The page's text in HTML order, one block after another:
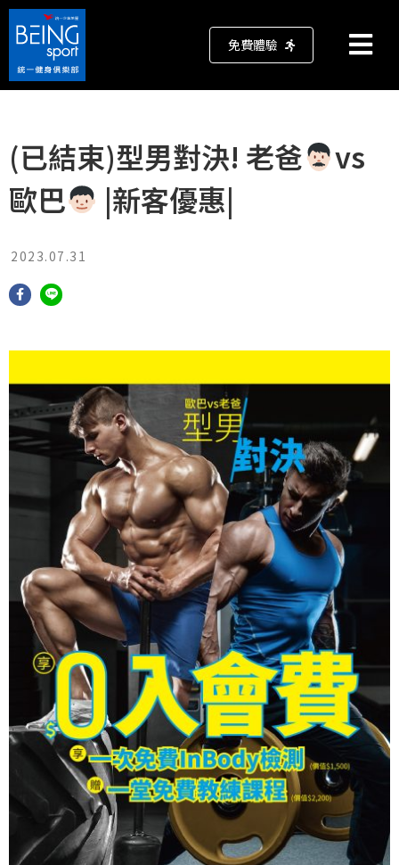
免費體驗
(已結束)型男對決! 老爸
vs
歐巴
|新客優惠|
2023.07.31